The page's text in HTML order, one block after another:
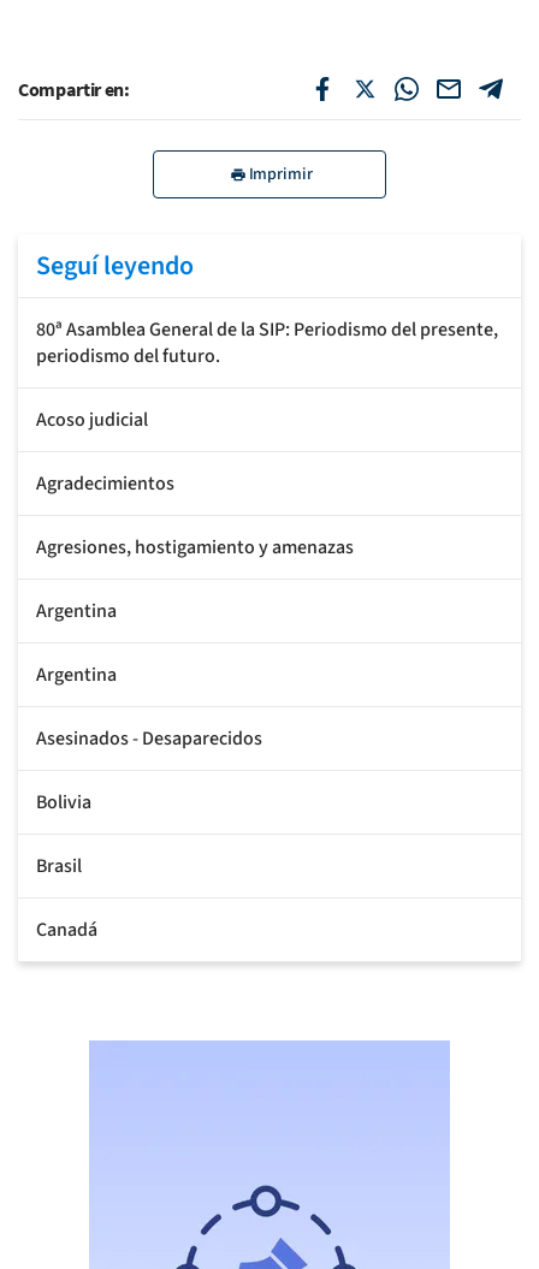
Compartir en:
Imprimir
Seguí leyendo
80ª Asamblea General de la SIP: Periodismo del presente,
periodismo del futuro.
Acoso judicial
Agradecimientos
Agresiones, hostigamiento y amenazas
Argentina
Argentina
Asesinados - Desaparecidos
Bolivia
Brasil
Canadá